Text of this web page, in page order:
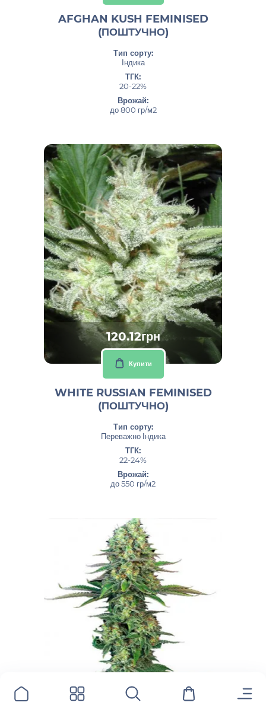
AFGHAN KUSH FEMINISED
(ПОШТУЧНО)
Тип сорту:
Індика
ТГК:
20-22%
Врожай:
до 800 гр/м2
120.12грн
Купити
WHITE RUSSIAN FEMINISED
(ПОШТУЧНО)
Тип сорту:
Переважно Індика
ТГК:
22-24%
Врожай:
до 550 гр/м2